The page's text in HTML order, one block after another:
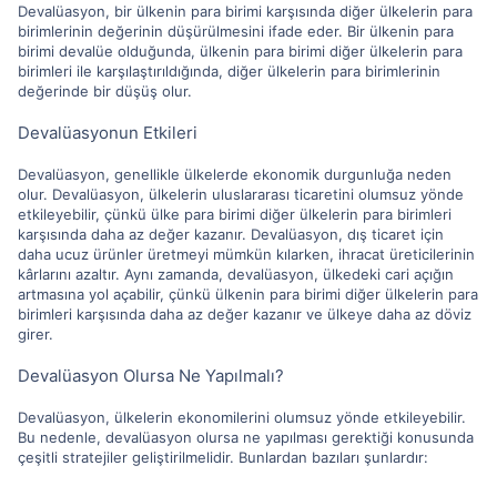
Devalüasyon, bir ülkenin para birimi karşısında diğer ülkelerin para
birimlerinin değerinin düşürülmesini ifade eder. Bir ülkenin para
birimi devalüe olduğunda, ülkenin para birimi diğer ülkelerin para
birimleri ile karşılaştırıldığında, diğer ülkelerin para birimlerinin
değerinde bir düşüş olur.
Devalüasyonun Etkileri
Devalüasyon, genellikle ülkelerde ekonomik durgunluğa neden
olur. Devalüasyon, ülkelerin uluslararası ticaretini olumsuz yönde
etkileyebilir, çünkü ülke para birimi diğer ülkelerin para birimleri
karşısında daha az değer kazanır. Devalüasyon, dış ticaret için
daha ucuz ürünler üretmeyi mümkün kılarken, ihracat üreticilerinin
kârlarını azaltır. Aynı zamanda, devalüasyon, ülkedeki cari açığın
artmasına yol açabilir, çünkü ülkenin para birimi diğer ülkelerin para
birimleri karşısında daha az değer kazanır ve ülkeye daha az döviz
girer.
Devalüasyon Olursa Ne Yapılmalı?
Devalüasyon, ülkelerin ekonomilerini olumsuz yönde etkileyebilir.
Bu nedenle, devalüasyon olursa ne yapılması gerektiği konusunda
çeşitli stratejiler geliştirilmelidir. Bunlardan bazıları şunlardır: